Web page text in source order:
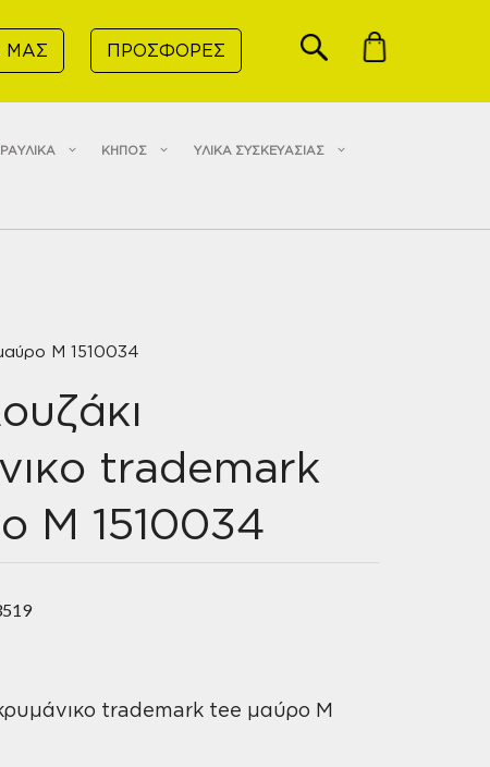
ΜΑΣ ΠΡΟΣΦΟΡΕΣ
ΚΗΠΟΣ ΥΛΙΚΑ ΣΥΣΚΕΥΑΣΙΑΣ
M 1510034
trademark
M 1510034
trademark tee μαύρο M